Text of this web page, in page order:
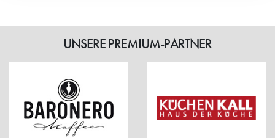
UNSERE PREMIUM-PARTNER